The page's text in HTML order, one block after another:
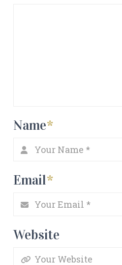
Name*
Email*
Website